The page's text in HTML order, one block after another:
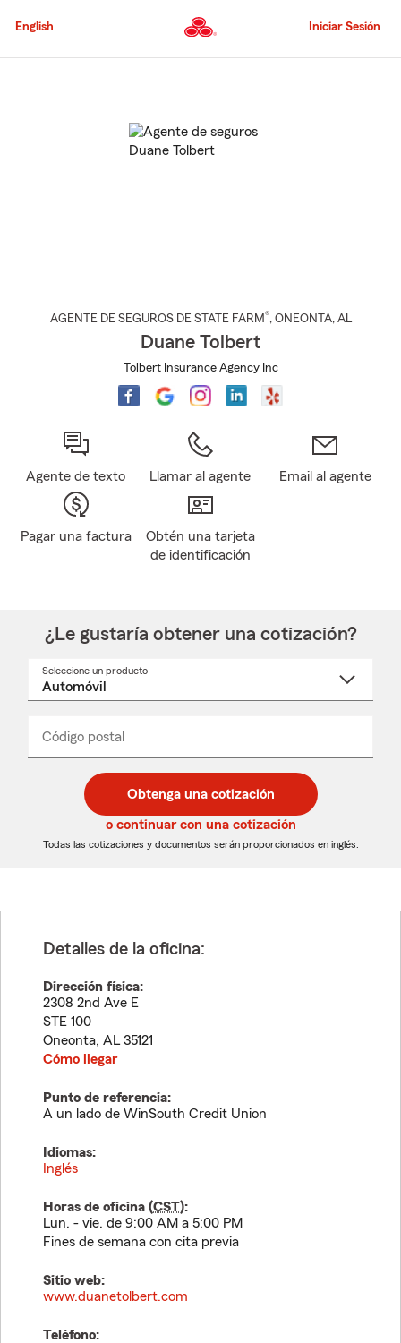
al
principal
English Iniciar Sesión
AGENTE DE SEGUROS DE STATE FARM®, ONEONTA, AL
Duane Tolbert
Tolbert Insurance Agency Inc
Agente de texto Llamar al agente Email al agente
Pagar una factura
Obtén una tarjeta
de identificación
¿Le gustaría obtener una cotización?
Seleccione un producto
desplegable
Código postal
de
5
dígitos
de
5
dígitos
_____
Obtenga una cotización
o continuar con una cotización
Todas las cotizaciones y documentos serán proporcionados en inglés.
Detalles de la oficina:
Dirección física:
2308 2nd Ave E
STE 100
Oneonta, AL 35121
Cómo llegar
Punto de referencia:
A un lado de WinSouth Credit Union
Idiomas:
Inglés
Horas de oficina (CST):
Lun. - vie. de 9:00 AM a 5:00 PM
Fines de semana con cita previa
Sitio web:
www.duanetolbert.com
Teléfono: